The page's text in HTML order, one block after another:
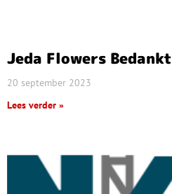
Jeda Flowers Bedankt
20 september 2023
Lees verder »